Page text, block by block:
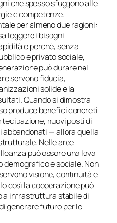
che spesso sfuggono alle
e competenze.
per almeno due ragioni:
leggere i bisogni
e perché, senza
e privato sociale,
può durare nel
servono fiducia,
solide e la
Quando si dimostra
produce benefici concreti
nuovi posti di
abbandonati — allora quella
Nelle aree
può essere una leva
demografico e sociale. Non
visione, continuità e
così la cooperazione può
a infrastruttura stabile di
generare futuro per le